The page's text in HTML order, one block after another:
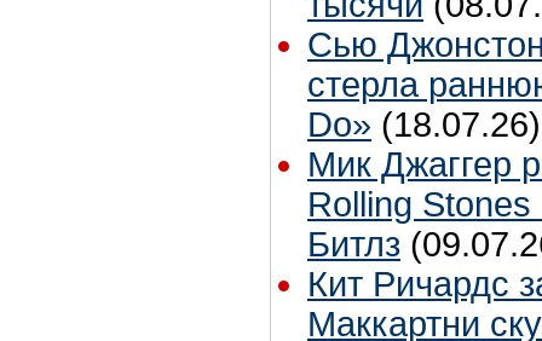
Сью
стерла
Do» (18.07.26)
Мик Джаггер
Rolling Stones
Битлз
Кит Ричардс
Маккартни